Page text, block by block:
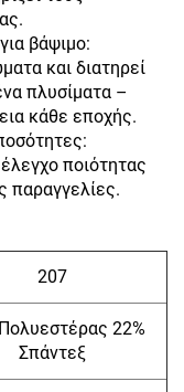
βάψιμο:
και διατηρεί
πλυσίματα –
κάθε εποχής.
ποιότητας
παραγγελίες.
207
22%
Σπάντεξ